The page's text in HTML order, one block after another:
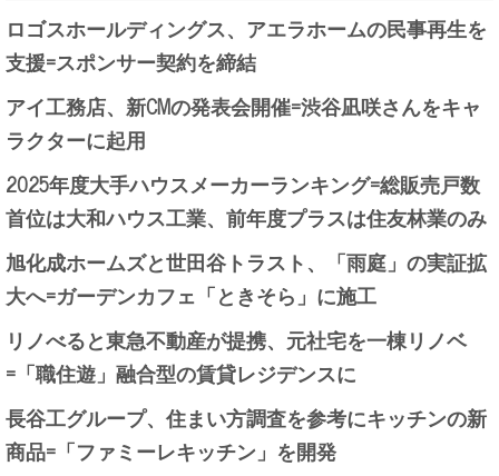
ロゴスホールディングス、アエラホームの民事再生を
支援=スポンサー契約を締結
アイ工務店、新CMの発表会開催=渋谷凪咲さんをキャ
ラクターに起用
2025年度大手ハウスメーカーランキング=総販売戸数
首位は大和ハウス工業、前年度プラスは住友林業のみ
旭化成ホームズと世田谷トラスト、「雨庭」の実証拡
大へ=ガーデンカフェ「ときそら」に施工
リノべると東急不動産が提携、元社宅を一棟リノベ
=「職住遊」融合型の賃貸レジデンスに
長谷工グループ、住まい方調査を参考にキッチンの新
商品=「ファミーレキッチン」を開発